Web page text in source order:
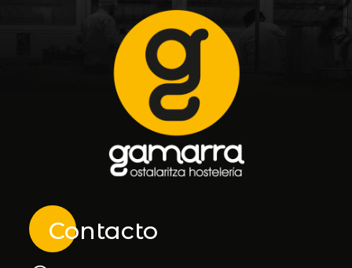
Contacto